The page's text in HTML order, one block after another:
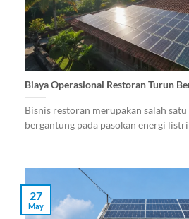
Biaya Operasional Restoran Turun
Bisnis restoran merupakan salah
bergantung pada pasokan energi
27
May